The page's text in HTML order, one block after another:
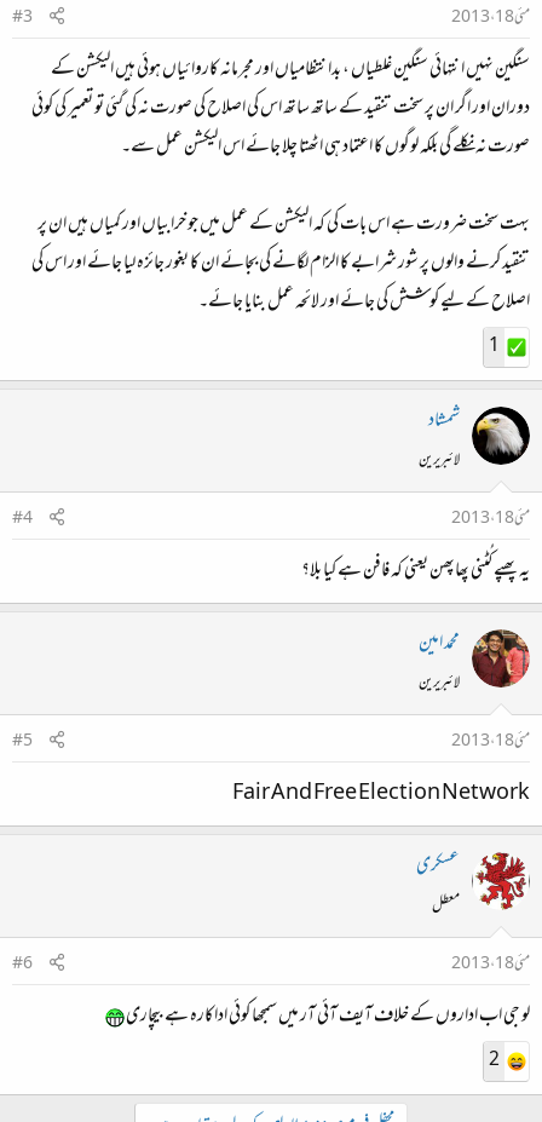
مئی 18، 2013
#3
سنگین نہیں انتہائی سنگین غلطیاں ، بدانتظامیاں اور مجرمانہ کاروائیاں ہوئی ہیں الیکشن کے
دوران اور اگر ان پر سخت تنقید کے ساتھ ساتھ اس کی اصلاح کی صورت نہ کی گئی تو تعمیر کی کوئی
صورت نہ نکلے گی بلکہ لوگوں کا اعتماد ہی اٹھتا چلا جائے اس الیکشن عمل سے۔
بہت سخت ضرورت ہے اس بات کی کہ الیکشن کے عمل میں جو خرابیاں اور کمیاں ہیں ان پر
تنقید کرنے والوں پر شور شرابے کا الزام لگانے کی بجائے ان کا بغور جائزہ لیا جائے اور اس کی
اصلاح کے لیے کوشش کی جائے اور لائحہ عمل بنایا جائے۔
1
شمشاد
لائبریرین
مئی 18، 2013
#4
یہ پھپے کُٹنی پھاپھن یعنی کہ فافن ہے کیا بلا؟
محمد امین
لائبریرین
مئی 18، 2013
#5
Fair And Free Election Network
عسکری
معطل
مئی 18، 2013
#6
لو جی اب اداروں کے خلاف آیف آئی آر میں سمجھا کوئی اداکارہ ہے بیچاری
2